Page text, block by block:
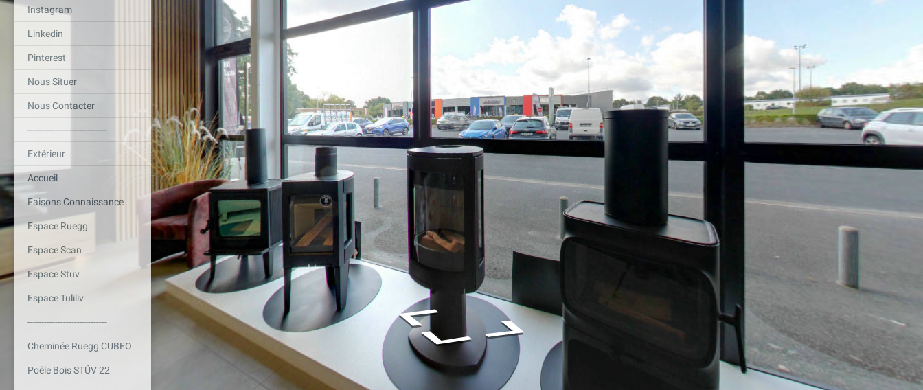
Instagram
Linkedin
Pinterest
Nous Situer
Nous Contacter
-----------------------------
Extérieur
Accueil
Faisons Connaissance
Espace Ruegg
Espace Scan
Espace Stuv
Espace Tuliliv
-----------------------------
Cheminée Ruegg CUBEO
Poêle Bois STÛV 22